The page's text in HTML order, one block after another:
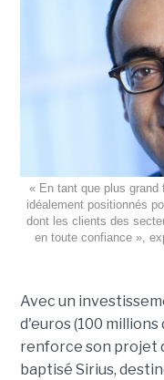
« En tant que plus grand
idéalement positionnés
dont les clients des
en toute confiance »,
Avec un
d'euros (100 millions
renforce son projet
baptisé Sirius,